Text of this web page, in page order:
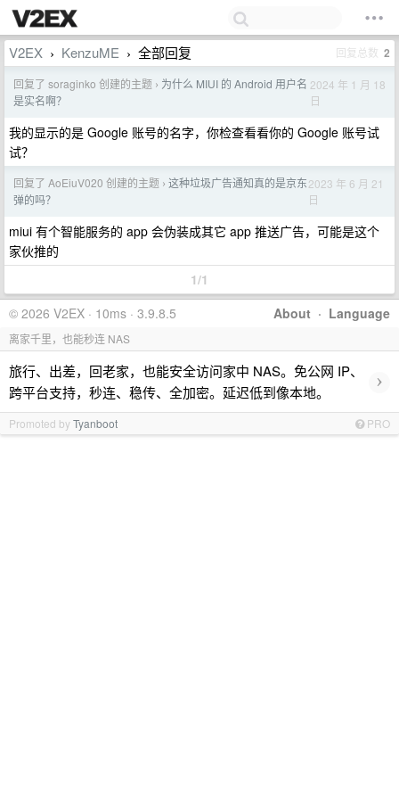
V2EX › KenzuME › 全部回复 回复总数 2
回复了 soraginko 创建的主题 › 为什么 MIUI 的 Android 用户名
是实名啊？
2024 年 1 月 18
日
我的显示的是 Google 账号的名字，你检查看看你的 Google 账号试
试？
回复了 AoEiuV020 创建的主题 › 这种垃圾广告通知真的是京东
弹的吗？
2023 年 6 月 21
日
miui 有个智能服务的 app 会伪装成其它 app 推送广告，可能是这个
家伙推的
1/1
About · Language
© 2026 V2EX · 10ms · 3.9.8.5
离家千里，也能秒连 NAS
旅行、出差，回老家，也能安全访问家中 NAS。免公网 IP、
跨平台支持，秒连、稳传、全加密。延迟低到像本地。
›
Promoted byTyanboot PRO